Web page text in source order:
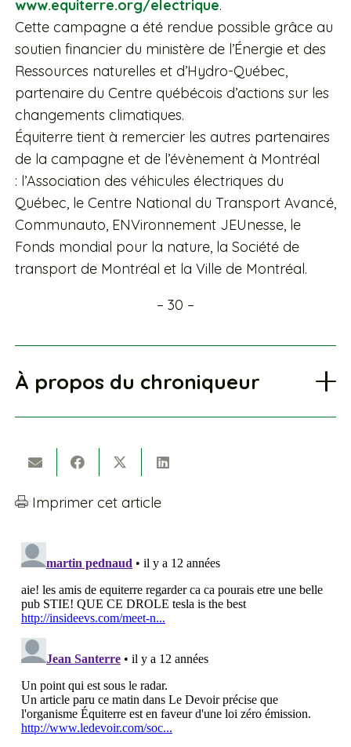
www.equiterre.org/electrique.
Cette campagne a été rendue possible grâce au
soutien financier du ministère de l’Énergie et des
Ressources naturelles et d’Hydro-Québec,
partenaire du Centre québécois d’actions sur les
changements climatiques.
Équiterre tient à remercier les autres partenaires
de la campagne et de l’évènement à Montréal
: l’Association des véhicules électriques du
Québec, le Centre National du Transport Avancé,
Communauto, ENVironnement JEUnesse, le
Fonds mondial pour la nature, la Société de
transport de Montréal et la Ville de Montréal.
– 30 –
À propos du chroniqueur
Imprimer cet article